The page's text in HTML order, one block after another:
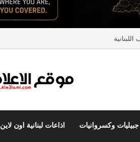
جبيليات وكسروانيات اذاعات لبنانية اون لاين